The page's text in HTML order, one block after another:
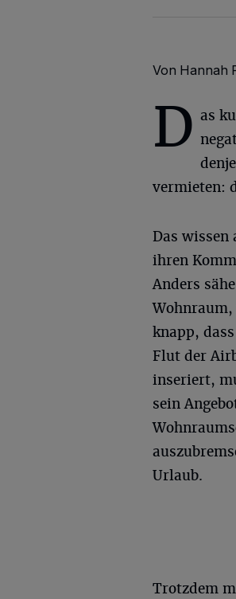
Von Hannah
D as
vermieten:
Das wissen
ihren
Anders
knapp,
Flut der
inseriert,
sein
Urlaub.
Trotzdem